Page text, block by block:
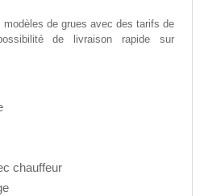
de grues avec des tarifs de
de livraison rapide sur
chauffeur